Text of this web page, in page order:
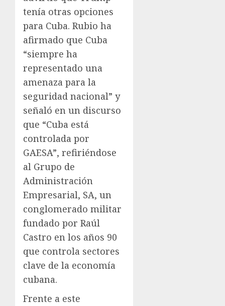
tenía otras opciones
para Cuba. Rubio ha
afirmado que Cuba
“siempre ha
representado una
amenaza para la
seguridad nacional” y
señaló en un discurso
que “Cuba está
controlada por
GAESA”, refiriéndose
al Grupo de
Administración
Empresarial, SA, un
conglomerado militar
fundado por Raúl
Castro en los años 90
que controla sectores
clave de la economía
cubana.
Frente a este